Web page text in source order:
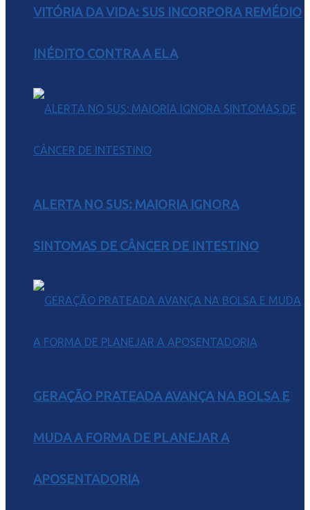
VITÓRIA DA VIDA: SUS INCORPORA REMÉDIO
INÉDITO CONTRA A ELA
ALERTA NO SUS: MAIORIA IGNORA
SINTOMAS DE CÂNCER DE INTESTINO
GERAÇÃO PRATEADA AVANÇA NA BOLSA E
MUDA A FORMA DE PLANEJAR A
APOSENTADORIA